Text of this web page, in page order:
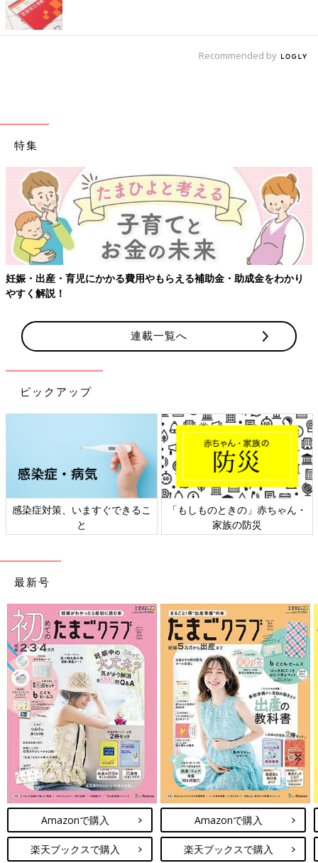
Recommended by
特集
・出産・育児にかかる費用やもらえる補助金・助成金をわかり
く解説！
【
連載一覧へ
ピックアップ
染症対策、いますぐできるこ
「もしものときの」赤ちゃん・
家族の防災
最新号
Amazonで購入
楽天ブックスで購入
Amazonで購入
楽天ブックスで購入